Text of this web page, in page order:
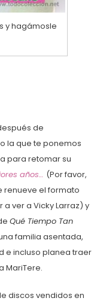
y hagámosle
de
la que te ponemos
para retomar su
años… (Por favor,
renueve el formato
ver a Vicky Larraz) y
Qué Tiempo Tan
familia asentada,
e incluso planea traer
MariTere.
discos vendidos en